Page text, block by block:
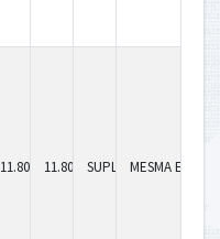
11.800,0011.800,00SUPLEMENTAR
MESMA